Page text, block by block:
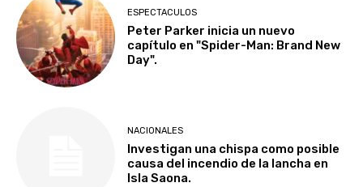
ESPECTACULOS
Peter Parker inicia un nuevo
capítulo en "Spider-Man: Brand New
Day".
NACIONALES
Investigan una chispa como posible
causa del incendio de la lancha en
Isla Saona.